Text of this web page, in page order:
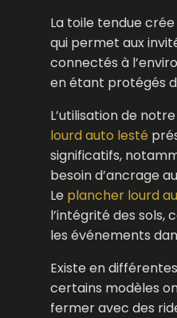
La toile tendue
qui permet aux
connectés à
en étant protégés
L’utilisation de
lourd auto lesté
significatifs,
besoin d’ancrage
Le plancher lourd
l’intégrité des sols,
les événements
Existe en
certains modèles
fermer avec des